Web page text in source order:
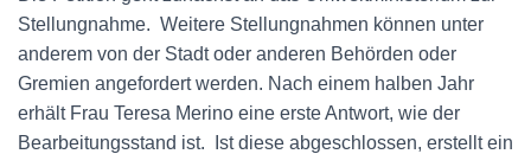
Stellungnahme. Weitere Stellungnahmen können unter
anderem von der Stadt oder anderen Behörden oder
Gremien angefordert werden. Nach einem halben Jahr
erhält Frau Teresa Merino eine erste Antwort, wie der
Bearbeitungsstand ist. Ist diese abgeschlossen, erstellt ein